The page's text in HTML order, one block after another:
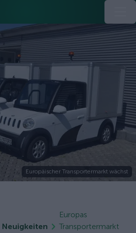
Europäischer Transportermarkt wächst
Neuigkeiten
Europas
Transportermarkt